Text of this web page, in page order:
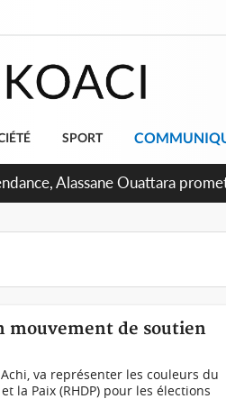
SPORT
mouvement de soutien
va représenter les couleurs du
la Paix (RHDP) pour les élections